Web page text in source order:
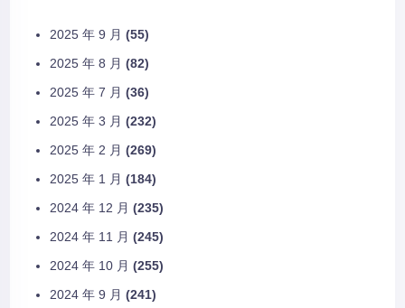
2025 年 9 月 (55)
2025 年 8 月 (82)
2025 年 7 月 (36)
2025 年 3 月 (232)
2025 年 2 月 (269)
2025 年 1 月 (184)
2024 年 12 月 (235)
2024 年 11 月 (245)
2024 年 10 月 (255)
2024 年 9 月 (241)